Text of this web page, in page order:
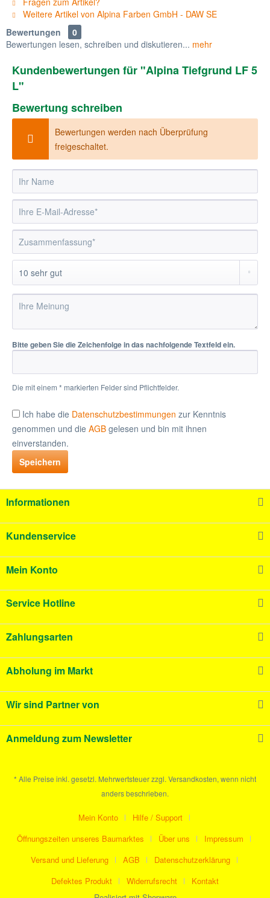
Weitere Artikel von Alpina Farben GmbH - DAW SE
Bewertungen
0
Bewertungen lesen, schreiben und diskutieren... mehr
Kundenbewertungen für "Alpina Tiefgrund LF 5
L"
Bewertung schreiben
Bewertungen werden nach Überprüfung
freigeschaltet.
Bitte geben Sie die Zeichenfolge in das nachfolgende Textfeld ein.
Die mit einem * markierten Felder sind Pflichtfelder.
Ich habe die Datenschutzbestimmungen zur Kenntnis
genommen und die AGB gelesen und bin mit ihnen
einverstanden.
Speichern
Informationen
Kundenservice
Mein Konto
Service Hotline
Zahlungsarten
Abholung im Markt
Wir sind Partner von
Anmeldung zum Newsletter
* Alle Preise inkl. gesetzl. Mehrwertsteuer zzgl. Versandkosten, wenn nicht
anders beschrieben.
Mein Konto
Hilfe / Support
Öffnungszeiten unseres Baumarktes
Über uns
Impressum
Versand und Lieferung
AGB
Datenschutzerklärung
Defektes Produkt
Widerrufsrecht
Kontakt